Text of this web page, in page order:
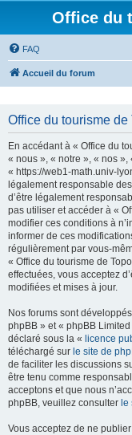
Office du
FAQ
Accueil du forum
Office du tourisme
En accédant à « Office du
« nous », « notre », « nos
« https://web1-math.univ-
légalement responsable
d’être légalement
pas utiliser et accéder à «
modifier ces conditions à
informer de ces
régulièrement par vous-
« Office du tourisme de
effectuées, vous acceptez
modifiées et mises à jour.
Nos forums sont
phpBB » et « phpBB
déclaré sous la « licence
téléchargé sur le site de
de faciliter les discussions
être tenu comme
acceptons et que nous
phpBB, veuillez consulter
Vous acceptez de ne